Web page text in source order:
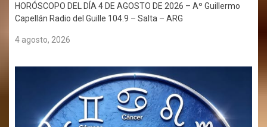
HORÓSCOPO DEL DÍA 4 DE AGOSTO DE 2026 – Aº Guillermo
Capellán Radio del Guille 104.9 – Salta – ARG
4 agosto, 2026